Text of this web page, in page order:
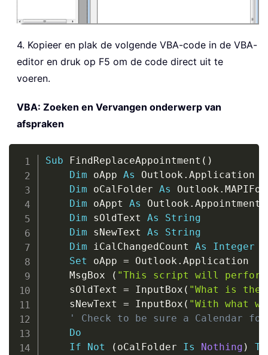
4. Kopieer en plak de volgende VBA-code in de VBA-
editor en druk op F5 om de code direct uit te
voeren.
VBA: Zoeken en Vervangen onderwerp van
afspraken
Sub FindReplaceAppointment ( )
Dim oApp As Outlook . Application
Dim oCalFolder As Outlook .
Dim oAppt As Outlook .
Dim sOldText As
String
Dim sNewText As
String
Dim iCalChangedCount As
Integer
Set oApp = Outlook . Application
    MsgBox
( "This script will
    sOldText
= InputBox ( "What is
    sNewText
= InputBox ( "With what
' Check to be sure a Calendar
Do
If
Not ( oCalFolder Is Nothing )